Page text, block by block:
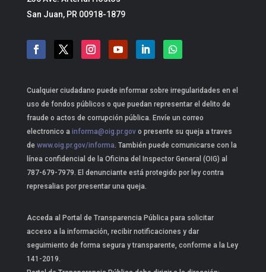
San Juan, PR 00918-1879
Cualquier ciudadano puede informar sobre irregularidades en el
uso de fondos públicos o que puedan representar el delito de
fraude o actos de corrupción pública. Envíe un correo
electronico a informa@oig.pr.govo presente su queja a traves
dewww.oig.pr.gov/informa. También puede comunicarse con la
línea confidencial de la Oficina del Inspector General (OIG) al
787-679-7979. El denunciante está protegido por ley contra
represalias por presentar una queja.
Acceda al Portal de Transparencia Pública para solicitar
acceso a la información, recibir notificaciones y dar
seguimiento de forma segura y transparente, conforme a la Ley
141-2019.